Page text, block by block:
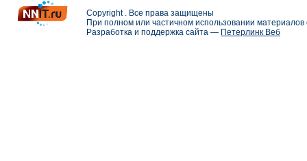
Copyright . Все права защищены
При полном или частичном использовании
Разработка и поддержка сайта — Петерлинк Веб